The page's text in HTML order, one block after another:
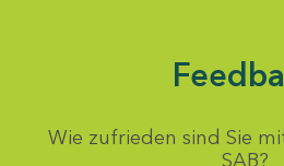
Wie zufrieden sind Sie
SAB?